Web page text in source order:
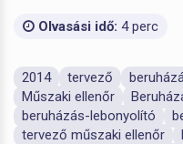
Olvasási idő: 4 perc
2014 tervező
Műszaki ellenőr
beruházás-lebonyolító
tervező műszaki ellenőr